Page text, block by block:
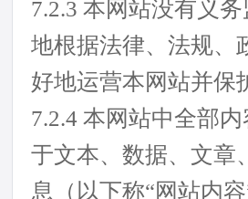
7.2.3 本网站没有义
地根据法律、法规、
好地运营本网站并保
7.2.4 本网站中全部
于文本、数据、文章
息（以下称“网站内